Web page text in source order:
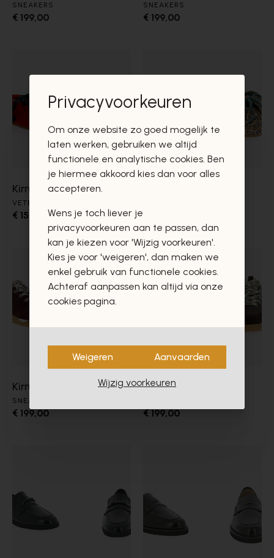
SNEAKERS
€ 199,00
SNEAKERS
€ 199,00
Kirruna
VETERSCHOENEN
€ 159,00
Kirruna
SNEAKERS
€ 199,00
Kirruna
€ 199,00
Privacyvoorkeuren
Om onze website zo goed mogelijk te
laten werken, gebruiken we altijd
functionele en analytische cookies. Ben
je hiermee akkoord kies dan voor alles
accepteren.
Wens je toch liever je
privacyvoorkeuren aan te passen, dan
kan je kiezen voor 'Wijzig voorkeuren'.
Kies je voor 'weigeren', dan maken we
enkel gebruik van functionele cookies.
Achteraf aanpassen kan altijd via onze
cookies pagina.
Weigeren Aanvaarden
Wijzig voorkeuren